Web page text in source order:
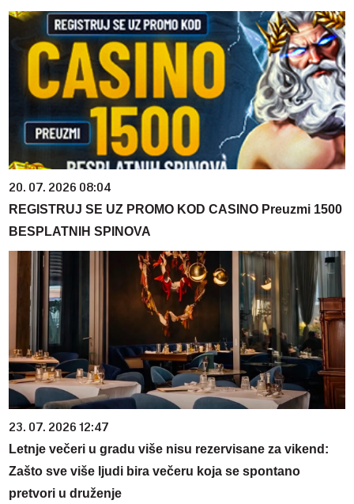
20. 07. 2026 08:04
REGISTRUJ SE UZ PROMO KOD CASINO Preuzmi 1500
BESPLATNIH SPINOVA
23. 07. 2026 12:47
Letnje večeri u gradu više nisu rezervisane za vikend:
Zašto sve više ljudi bira večeru koja se spontano
pretvori u druženje